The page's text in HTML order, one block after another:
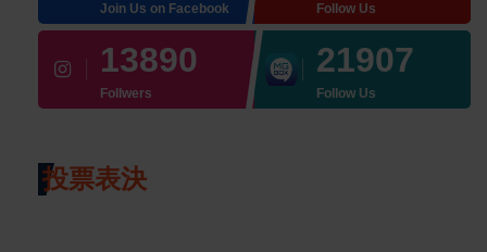
Join Us on Facebook Follow Us
13890
Follwers
21907
Follow Us
投票表決